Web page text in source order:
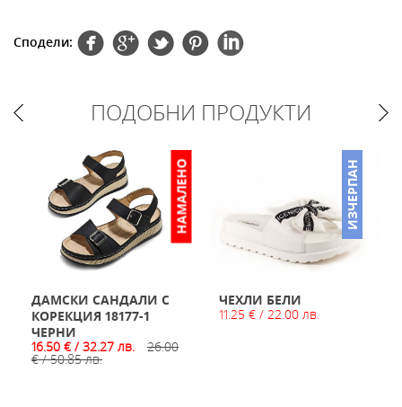
Сподели:
ПОДОБНИ ПРОДУКТИ
НАМАЛЕНО
ДАМСКИ САНДАЛИ С
КОРЕКЦИЯ 18177-1
ЧЕРНИ
16.50 € / 32.27 лв.
26.00
€ / 50.85 лв.
ИЗЧЕРПАН
ЧЕХЛИ БЕЛИ
11.25 € / 22.00 лв.